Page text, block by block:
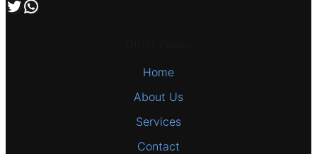
تابعنا علي صفحة التويتر اتصل بنا علي طريق الوتساب
Home
About Us
Services
Contact